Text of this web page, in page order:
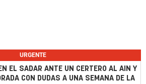
URGENTE
EL SADAR ANTE UN CERTERO AL AIN Y
CON DUDAS A UNA SEMANA DE LA